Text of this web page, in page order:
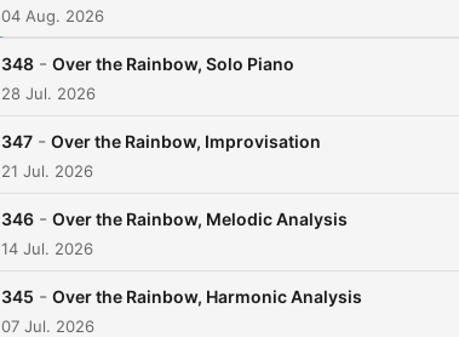
04 Aug. 2026
348 - Over the Rainbow, Solo Piano
28 Jul. 2026
347 - Over the Rainbow, Improvisation
21 Jul. 2026
346 - Over the Rainbow, Melodic Analysis
14 Jul. 2026
345 - Over the Rainbow, Harmonic Analysis
07 Jul. 2026